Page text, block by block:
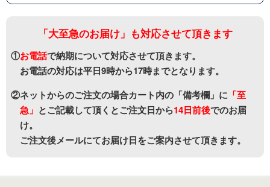
「大至急のお届け」も対応させて頂きます
①お電話で納期について対応させて頂きます。
お電話の対応は平日9時から17時までとなります。
②ネットからのご注文の場合カート内の「備考欄」に 「至
急」 とご記載して頂くとご注文日から14日前後でのお届
け。
ご注文後メールにてお届け日をご案内させて頂きます。